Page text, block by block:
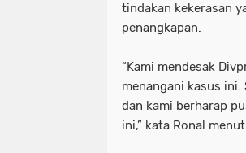
tindakan kekerasan
penangkapan.
“Kami mendesak
menangani kasus
dan kami berharap
ini,” kata Ronal